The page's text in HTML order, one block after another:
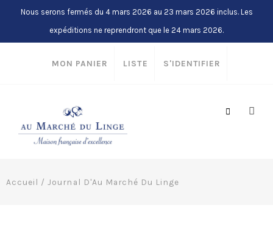
Nous serons fermés du 4 mars 2026 au 23 mars 2026 inclus. Les
expéditions ne reprendront que le 24 mars 2026.
MON PANIER LISTE S'IDENTIFIER
Accueil / Journal D'Au Marché Du Linge